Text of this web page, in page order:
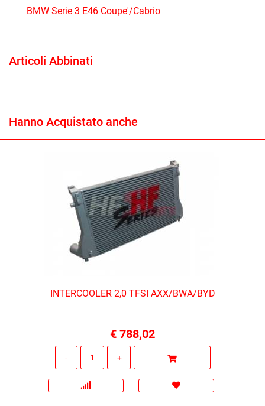
BMW Serie 3 E46 Coupe'/Cabrio
Articoli Abbinati
Hanno Acquistato anche
INTERCOOLER 2,0 TFSI AXX/BWA/BYD
€ 788,02